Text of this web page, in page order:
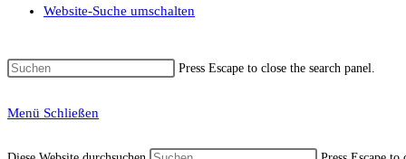
Website-Suche umschalten
Press Escape to close the search panel.
Menü Schließen